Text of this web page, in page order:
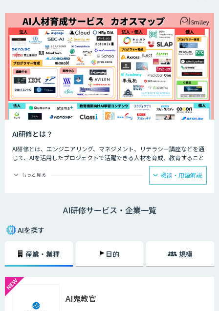
AI研修とは？
AI研修とは、エンジニアリング、マネジメント、リテラシー講座などを通
じて、AIを活用したプロジェクトで活躍できる人材を育成、教育すること
です。AI人材を育成、教育することで、企業のAIプロジェクトを成功させ
るための人材を確保することができます。
AIプロジェクトを推進するチームを作ることができるでしょう。
もっと見る 機能・用語解説
AI研修サービス・企業一覧
AIを探す
産業・業種 目的 規模
AI鬼教官